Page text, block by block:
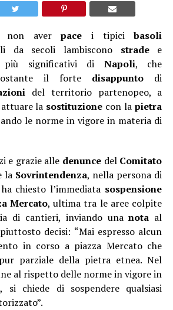
non averpace i tipicibasoli
da secoli lambiscono stradee
significativi di Napoli, che
il forte disappunto di
del territorio partenopeo, a
la sostituzione con lapietra
le norme in vigore in materia di
e grazie alle denunce del Comitato
la Sovrintendenza, nella persona di
chiesto l’immediata sospensione
Mercato, ultima tra le aree colpite
di cantieri, inviando unanota al
decisi: “Mai espresso alcun
in corso a piazza Mercato che
pur parziale della pietra etnea. Nel
al rispetto delle norme in vigore in
chiede di sospendere qualsiasi